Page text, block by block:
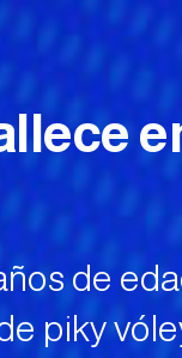
de
piky